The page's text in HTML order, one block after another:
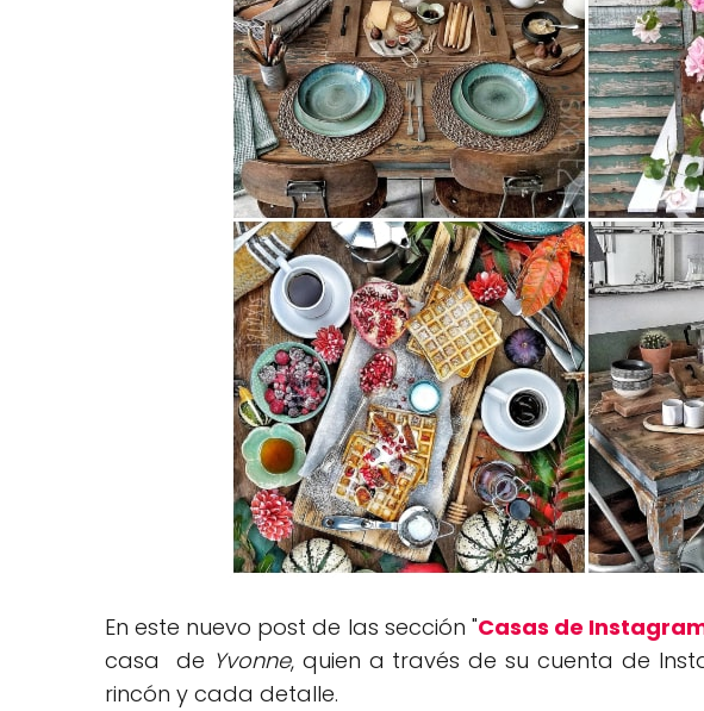
En este nuevo post de las sección "Casas de
casa de Yvonne, quien a través de su cuenta de
rincón y cada detalle.